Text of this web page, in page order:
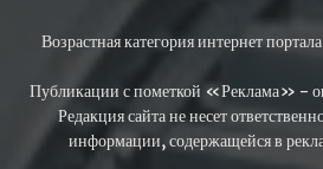
Возрастная категория интернет
Публикации с пометкой «Реклама» -
Редакция сайта не несет
информации, содержащейся в